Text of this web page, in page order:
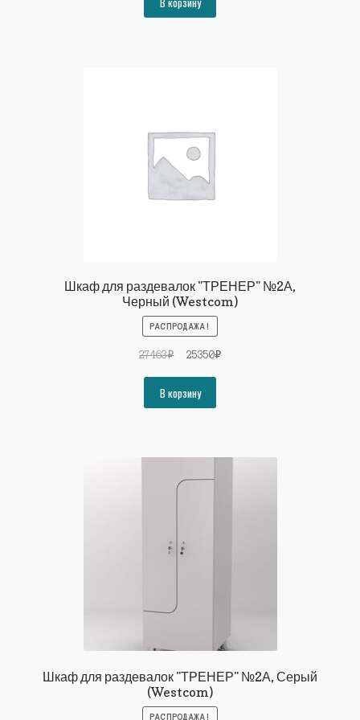
28904₽.
Шкаф для раздевалок "ТРЕНЕР" №2А,
Черный (Westcom)
РАСПРОДАЖА!
27463₽
Первоначальная
составляла
27463₽.
25350₽Текущая
В корзину
Шкаф для раздевалок "ТРЕНЕР" №2А, Серый
(Westcom)
РАСПРОДАЖА!